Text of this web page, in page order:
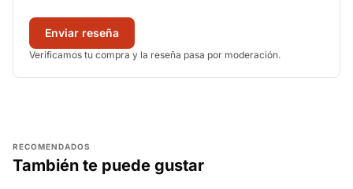
Enviar reseña
Verificamos tu compra y la reseña pasa por moderación.
RECOMENDADOS
También te puede gustar
AGREGAR AGREGAR